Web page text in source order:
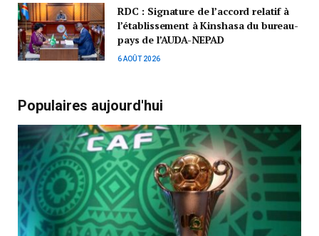
RDC : Signature de l’accord relatif à
l’établissement à Kinshasa du bureau-
pays de l’AUDA-NEPAD
6 AOÛT 2026
Populaires aujourd'hui